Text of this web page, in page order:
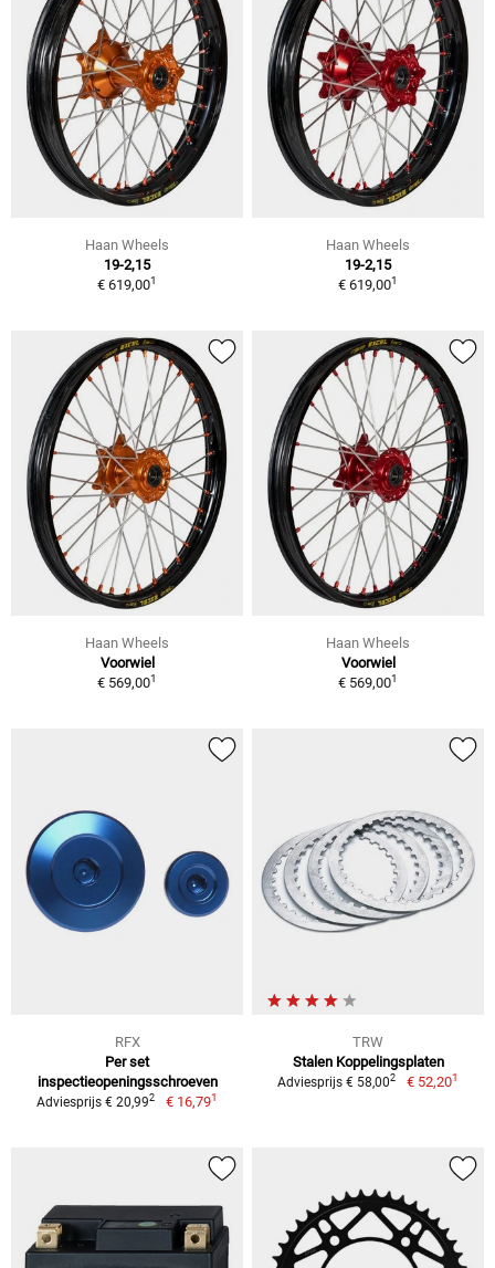
Haan Wheels
19-2,15
€ 619,001
Haan Wheels
19-2,15
€ 619,001
Haan Wheels
Voorwiel
€ 569,001
Haan Wheels
Voorwiel
€ 569,001
RFX
Per set
inspectieopeningsschroeven
Adviesprijs € 20,992 € 16,791
TRW
Stalen Koppelingsplaten
Adviesprijs € 58,002 € 52,201